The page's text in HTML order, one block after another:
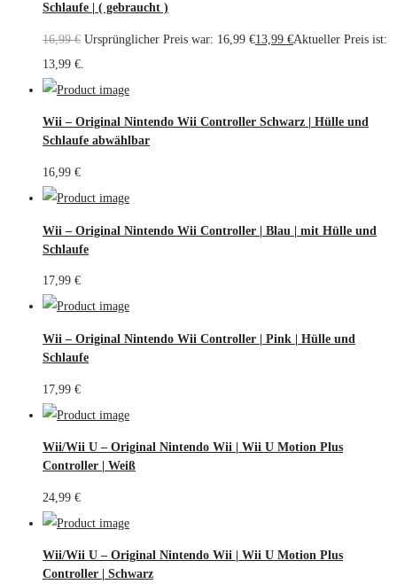
Schlaufe | ( gebraucht )
16,99€ Ursprünglicher Preis war: 16,99 €13,99 €Aktueller Preis ist:
13,99 €.
Wii – Original Nintendo Wii Controller Schwarz | Hülle und
Schlaufe abwählbar
16,99 €
Wii – Original Nintendo Wii Controller | Blau | mit Hülle und
Schlaufe
17,99 €
Wii – Original Nintendo Wii Controller | Pink | Hülle und
Schlaufe
17,99 €
Wii/Wii U – Original Nintendo Wii | Wii U Motion Plus
Controller | Weiß
24,99 €
Wii/Wii U – Original Nintendo Wii | Wii U Motion Plus
Controller | Schwarz